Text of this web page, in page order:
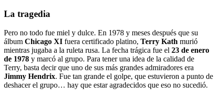
La tragedia
Pero no todo fue miel y dulce. En 1978 y meses después que su
álbum Chicago XI fuera certificado platino, Terry Kath murió
mientras jugaba a la ruleta rusa. La fecha trágica fue el 23 de enero
de 1978 y marcó al grupo. Para tener una idea de la calidad de
Terry, basta decir que uno de sus más grandes admiradores era
Jimmy Hendrix. Fue tan grande el golpe, que estuvieron a punto de
deshacer el grupo… hay que estar agradecidos que eso no sucedió.